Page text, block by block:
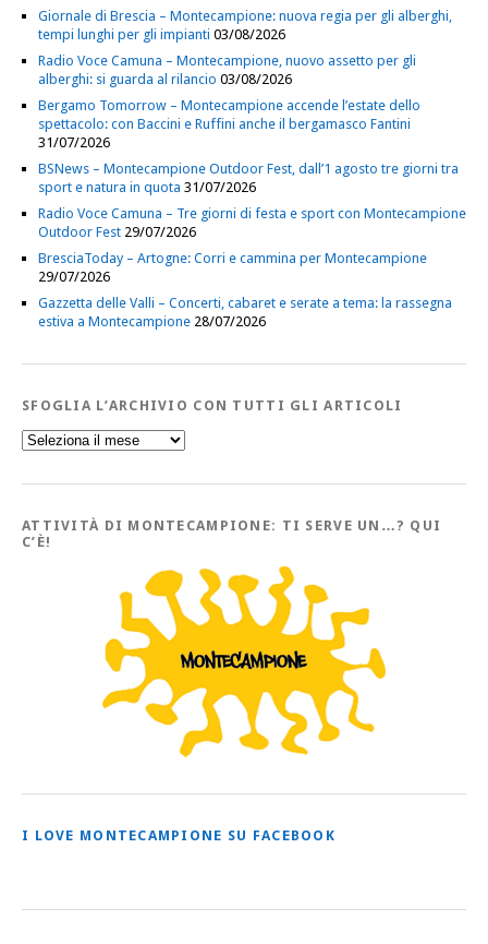
Giornale di Brescia – Montecampione: nuova regia per gli alberghi,
tempi lunghi per gli impianti 03/08/2026
Radio Voce Camuna – Montecampione, nuovo assetto per gli
alberghi: si guarda al rilancio 03/08/2026
Bergamo Tomorrow – Montecampione accende l’estate dello
spettacolo: con Baccini e Ruffini anche il bergamasco Fantini
31/07/2026
BSNews – Montecampione Outdoor Fest, dall’1 agosto tre giorni tra
sport e natura in quota 31/07/2026
Radio Voce Camuna – Tre giorni di festa e sport con Montecampione
Outdoor Fest 29/07/2026
BresciaToday – Artogne: Corri e cammina per Montecampione
29/07/2026
Gazzetta delle Valli – Concerti, cabaret e serate a tema: la rassegna
estiva a Montecampione 28/07/2026
SFOGLIA L’ARCHIVIO CON TUTTI GLI ARTICOLI
Sfoglia
l’Archivio
tutti
Articoli
ATTIVITÀ DI MONTECAMPIONE: TI SERVE UN…? QUI
C’È!
I LOVE MONTECAMPIONE SU FACEBOOK